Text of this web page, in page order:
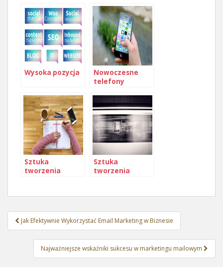
Wysoka pozycja
Nowoczesne
telefony
Sztuka
tworzenia
reklamowych
Sztuka
tworzenia
Pinterest
Nawigacja
wpisu
Jak Efektywnie Wykorzystać Email Marketing w Biznesie
Najważniejsze wskaźniki sukcesu w marketingu mailowym